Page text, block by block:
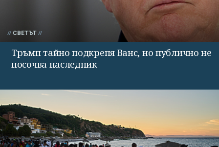
СВЕТЪТ
Тръмп тайно подкрепя Ванс, но публично не
посочва наследник